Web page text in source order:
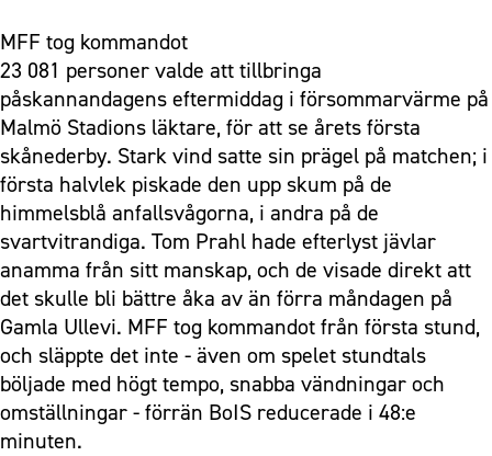
MFF tog kommandot
23 081 personer valde att tillbringa
påskannandagens eftermiddag i försommarvärme på
Malmö Stadions läktare, för att se årets första
skånederby. Stark vind satte sin prägel på matchen; i
första halvlek piskade den upp skum på de
himmelsblå anfallsvågorna, i andra på de
svartvitrandiga. Tom Prahl hade efterlyst jävlar
anamma från sitt manskap, och de visade direkt att
det skulle bli bättre åka av än förra måndagen på
Gamla Ullevi. MFF tog kommandot från första stund,
och släppte det inte - även om spelet stundtals
böljade med högt tempo, snabba vändningar och
omställningar - förrän BoIS reducerade i 48:e
minuten.